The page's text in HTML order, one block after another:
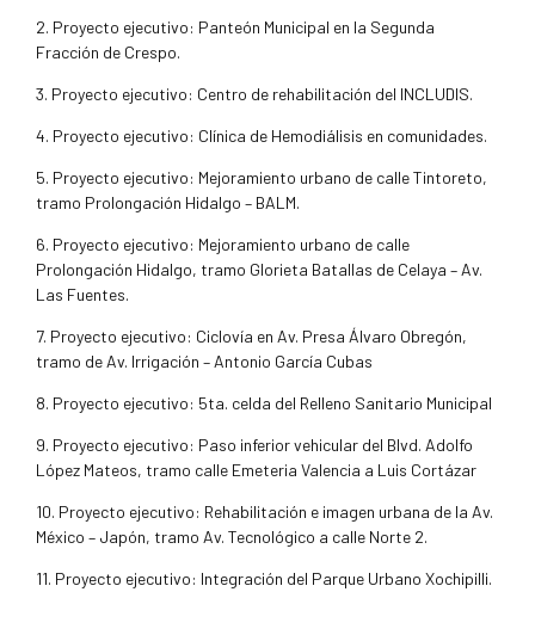
2. Proyecto ejecutivo: Panteón Municipal en la Segunda
Fracción de Crespo.
3. Proyecto ejecutivo: Centro de rehabilitación del INCLUDIS.
4. Proyecto ejecutivo: Clínica de Hemodiálisis en comunidades.
5. Proyecto ejecutivo: Mejoramiento urbano de calle Tintoreto,
tramo Prolongación Hidalgo – BALM.
6. Proyecto ejecutivo: Mejoramiento urbano de calle
Prolongación Hidalgo, tramo Glorieta Batallas de Celaya – Av.
Las Fuentes.
7. Proyecto ejecutivo: Ciclovía en Av. Presa Álvaro Obregón,
tramo de Av. Irrigación – Antonio García Cubas
8. Proyecto ejecutivo: 5ta. celda del Relleno Sanitario Municipal
9. Proyecto ejecutivo: Paso inferior vehicular del Blvd. Adolfo
López Mateos, tramo calle Emeteria Valencia a Luis Cortázar
10. Proyecto ejecutivo: Rehabilitación e imagen urbana de la Av.
México – Japón, tramo Av. Tecnológico a calle Norte 2.
11. Proyecto ejecutivo: Integración del Parque Urbano Xochipilli.